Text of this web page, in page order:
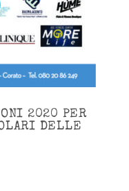
2020 PER
DELLE